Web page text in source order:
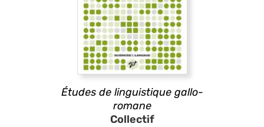
Études de linguistique gallo-
romane
Collectif